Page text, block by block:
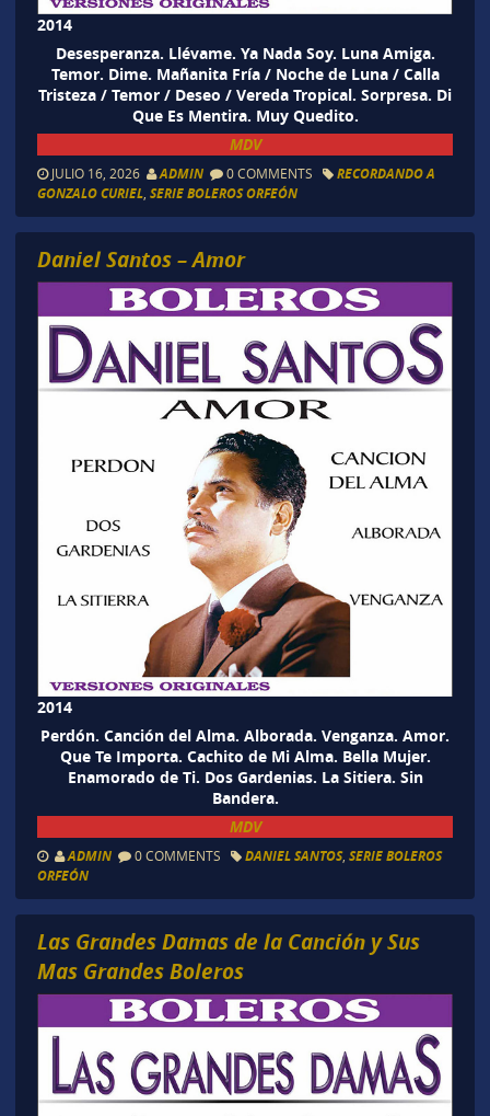
2014
Desesperanza. Llévame. Ya Nada Soy. Luna Amiga.
Temor. Dime. Mañanita Fría / Noche de Luna / Calla
Tristeza / Temor / Deseo / Vereda Tropical. Sorpresa. Di
Que Es Mentira. Muy Quedito.
MDV
JULIO 16, 2026 ADMIN 0 COMMENTS
RECORDANDO A
GONZALO CURIEL, SERIE BOLEROS ORFEÓN
Daniel Santos – Amor
2014
Perdón. Canción del Alma. Alborada. Venganza. Amor.
Que Te Importa. Cachito de Mi Alma. Bella Mujer.
Enamorado de Ti. Dos Gardenias. La Sitiera. Sin
Bandera.
MDV
ADMIN 0 COMMENTS DANIEL SANTOS, SERIE BOLEROS
ORFEÓN
Las Grandes Damas de la Canción y Sus
Mas Grandes Boleros